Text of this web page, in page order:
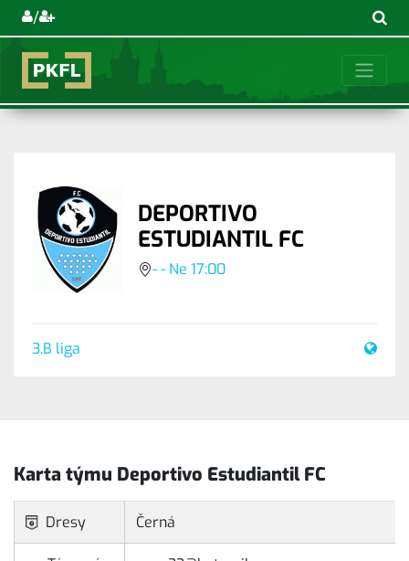
/
DEPORTIVO
ESTUDIANTIL FC
- - Ne 17:00
3.B liga
Karta týmu Deportivo Estudiantil FC
Dresy Černá